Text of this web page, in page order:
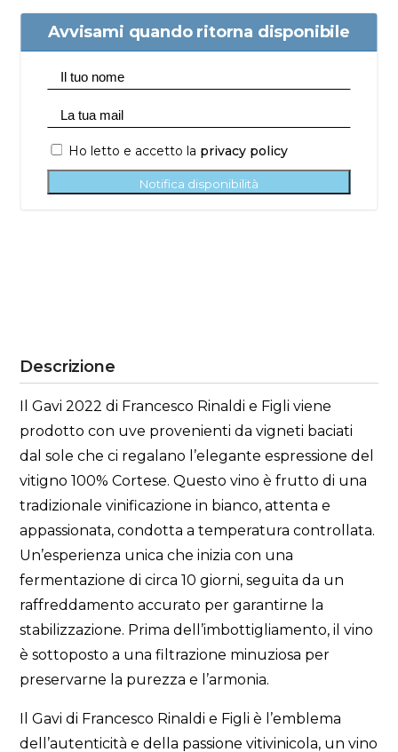
Avvisami quando ritorna disponibile
Ho letto e accetto la privacy policy
Notifica disponibilità
Descrizione
Il Gavi 2022 di Francesco Rinaldi e Figli viene
prodotto con uve provenienti da vigneti baciati
dal sole che ci regalano l’elegante espressione del
vitigno 100% Cortese. Questo vino è frutto di una
tradizionale vinificazione in bianco, attenta e
appassionata, condotta a temperatura controllata.
Un’esperienza unica che inizia con una
fermentazione di circa 10 giorni, seguita da un
raffreddamento accurato per garantirne la
stabilizzazione. Prima dell’imbottigliamento, il vino
è sottoposto a una filtrazione minuziosa per
preservarne la purezza e l’armonia.
Il Gavi di Francesco Rinaldi e Figli è l’emblema
dell’autenticità e della passione vitivinicola, un vino